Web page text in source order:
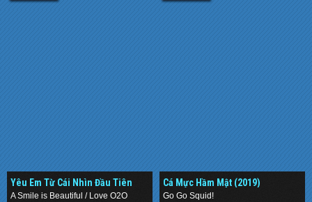
Yêu Em Từ Cái Nhìn Đầu Tiên
(2016)
A Smile is Beautiful / Love O2O
Cá Mực Hầm Mật (2019)
Go Go Squid!